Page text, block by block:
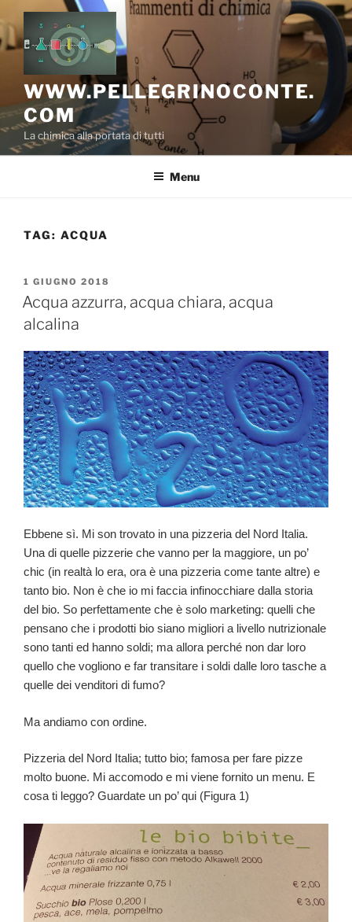
Salta
al
contenuto
WWW.PELLEGRINOCONTE.
COM
La chimica alla portata di tutti
Menu
TAG: ACQUA
PUBBLICATO
IL
1 GIUGNO 2018
Acqua azzurra, acqua chiara, acqua
alcalina
Ebbene sì. Mi son trovato in una pizzeria del Nord Italia.
Una di quelle pizzerie che vanno per la maggiore, un po’
chic (in realtà lo era, ora è una pizzeria come tante altre) e
tanto bio. Non è che io mi faccia infinocchiare dalla storia
del bio. So perfettamente che è solo marketing: quelli che
pensano che i prodotti bio siano migliori a livello nutrizionale
sono tanti ed hanno soldi; ma allora perché non dar loro
quello che vogliono e far transitare i soldi dalle loro tasche a
quelle dei venditori di fumo?
Ma andiamo con ordine.
Pizzeria del Nord Italia; tutto bio; famosa per fare pizze
molto buone. Mi accomodo e mi viene fornito un menu. E
cosa ti leggo? Guardate un po’ qui (Figura 1)